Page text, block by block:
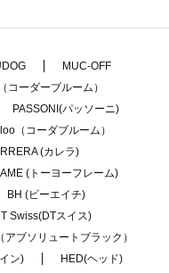
MUC-OFF
コーダーブルーム）
PASSONI(パッソーニ)
（コーダブルーム）
(カレラ)
(トーヨーフレーム)
BH (ビーエイチ)
Swiss(DTスイス)
ブソリュートブラック）
ン)
HED(ヘッド)